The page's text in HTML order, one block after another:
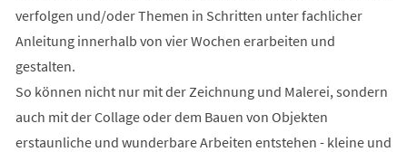
verfolgen und/oder Themen in Schritten unter fachlicher
Anleitung innerhalb von vier Wochen erarbeiten und
gestalten.
So können nicht nur mit der Zeichnung und Malerei, sondern
auch mit der Collage oder dem Bauen von Objekten
erstaunliche und wunderbare Arbeiten entstehen - kleine und